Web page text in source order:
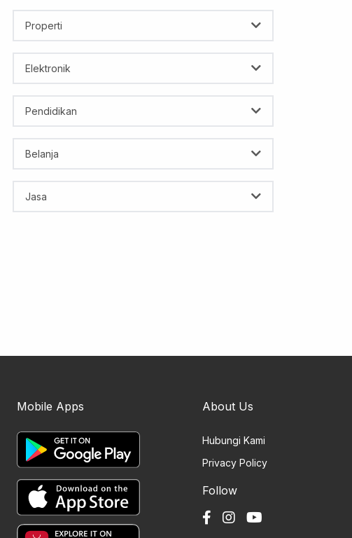
Properti
Elektronik
Pendidikan
Belanja
Jasa
Mobile Apps About Us
Hubungi Kami
Privacy Policy
Follow